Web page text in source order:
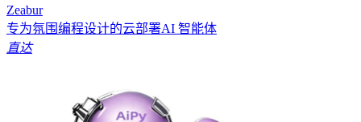
Zeabur
专为氛围编程设计的云部署AI 智能体
直达